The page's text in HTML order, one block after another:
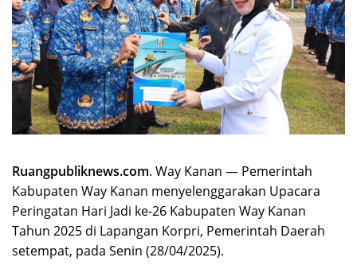
Ruangpubliknews.com. Way Kanan — Pemerintah
Kabupaten Way Kanan menyelenggarakan Upacara
Peringatan Hari Jadi ke-26 Kabupaten Way Kanan
Tahun 2025 di Lapangan Korpri, Pemerintah Daerah
setempat, pada Senin (28/04/2025).